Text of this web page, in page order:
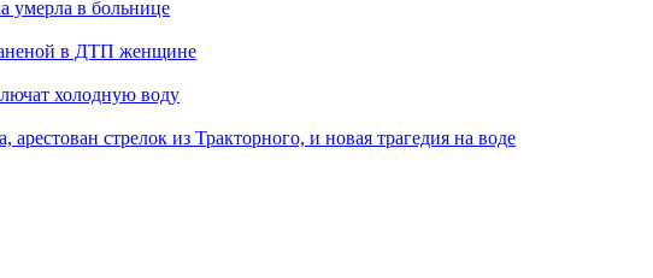
умерла в больнице
в ДТП женщине
холодную воду
стрелок из Тракторного, и новая трагедия на воде